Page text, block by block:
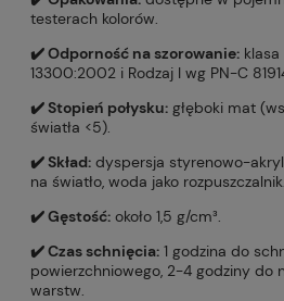
testerach kolorów.
✔️ Odporność na szorowanie: klasa
13300:2002 i Rodzaj I wg PN-C
✔️ Stopień połysku: głęboki mat
światła <5).
✔️ Skład: dyspersja styrenowo-
na światło, woda jako rozpuszczalnik.
✔️ Gęstość: około 1,5 g/cm³.
✔️ Czas schnięcia: 1 godzina do
powierzchniowego, 2-4 godziny do
warstw.